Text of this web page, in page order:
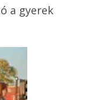
a gyerek